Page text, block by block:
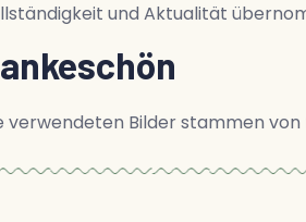
und Aktualität
verwendeten Bilder stammen